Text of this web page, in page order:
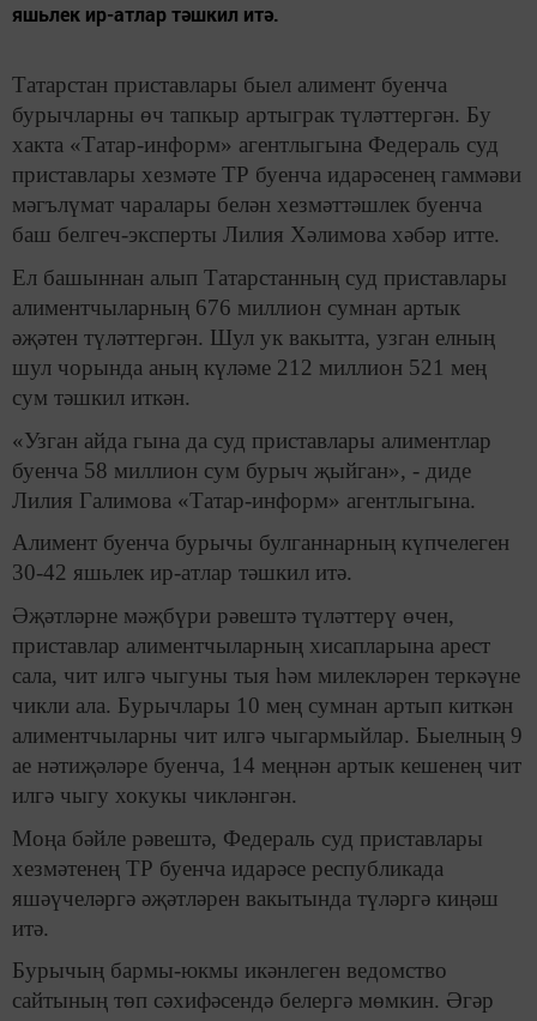
яшьлек ир-атлар тәшкил итә.
Татарстан приставлары быел алимент буенча
бурычларны өч тапкыр артыграк түләттергән. Бу
хакта «Татар-информ» агентлыгына Федераль суд
приставлары хезмәте ТР буенча идарәсенең гаммәви
мәгълүмат чаралары белән хезмәттәшлек буенча
баш белгеч-эксперты Лилия Хәлимова хәбәр итте.
Ел башыннан алып Татарстанның суд приставлары
алиментчыларның 676 миллион сумнан артык
әҗәтен түләттергән. Шул ук вакытта, узган елның
шул чорында аның күләме 212 миллион 521 мең
сум тәшкил иткән.
«Узган айда гына да суд приставлары алиментлар
буенча 58 миллион сум бурыч җыйган», - диде
Лилия Галимова «Татар-информ» агентлыгына.
Алимент буенча бурычы булганнарның күпчелеген
30-42 яшьлек ир-атлар тәшкил итә.
Әҗәтләрне мәҗбүри рәвештә түләттерү өчен,
приставлар алиментчыларның хисапларына арест
сала, чит илгә чыгуны тыя һәм милекләрен теркәүне
чикли ала. Бурычлары 10 мең сумнан артып киткән
алиментчыларны чит илгә чыгармыйлар. Быелның 9
ае нәтиҗәләре буенча, 14 меңнән артык кешенең чит
илгә чыгу хокукы чикләнгән.
Моңа бәйле рәвештә, Федераль суд приставлары
хезмәтенең ТР буенча идарәсе республикада
яшәүчеләргә әҗәтләрен вакытында түләргә киңәш
итә.
Бурычың бармы-юкмы икәнлеген ведомство
сайтының төп сәхифәсендә белергә мөмкин. Әгәр